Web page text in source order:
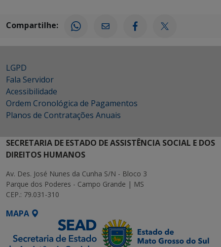
Compartilhe:
LGPD
Fala Servidor
Acessibilidade
Ordem Cronológica de Pagamentos
Planos de Contratações Anuais
SECRETARIA DE ESTADO DE ASSISTÊNCIA SOCIAL E DOS
DIREITOS HUMANOS
Av. Des. José Nunes da Cunha S/N - Bloco 3
Parque dos Poderes - Campo Grande | MS
CEP.: 79.031-310
MAPA